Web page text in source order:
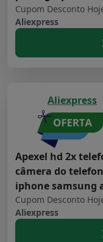
Cupom Desconto
Aliexpress
Aliexpress
Apexel hd 2x
câmera do
iphone samsung
Cupom Desconto
Aliexpress